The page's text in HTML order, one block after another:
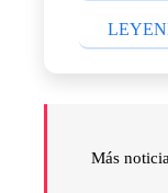
Más